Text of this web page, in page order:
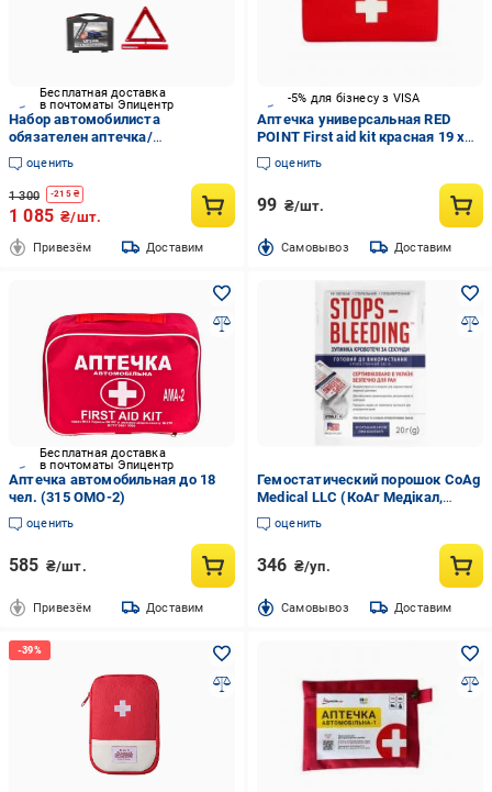
Бесплатная доставка
в почтоматы Эпицентр
Набор автомобилиста
обязателен аптечка/
светоотражающая жилетка/
сумка/огнетушитель/
аварийный знак (GK2143)
оценить
1 300 -215₴
1 085 ₴/шт.
Привезём Доставим
-5% для бізнесу з VISA
Аптечка универсальная RED
POINT First aid kit красная 19 х
11 х 2 см
оценить
99 ₴/шт.
Cамовывоз Доставим
Бесплатная доставка
в почтоматы Эпицентр
Аптечка автомобильная до 18
чел. (315 ОМО-2)
оценить
585 ₴/шт.
Привезём Доставим
Гемостатический порошок CoAg
Medical LLC (КоАг Медікал,
ТОВ), США StopsBleeding 20 г
оценить
346 ₴/уп.
Cамовывоз Доставим